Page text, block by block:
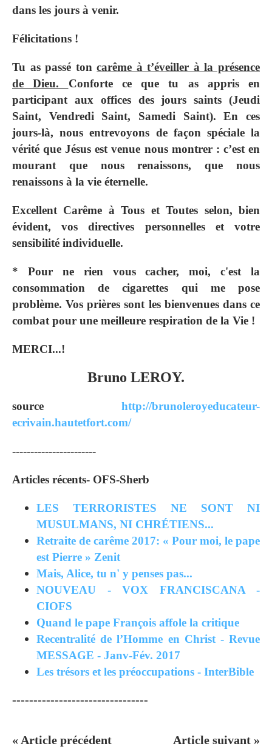
dans les jours à venir.
Félicitations !
Tu as passé toncarême à t’éveiller à la présence
de Dieu. Conforte ce que tu as appris en
participant aux offices des jours saints (Jeudi
Saint, Vendredi Saint, Samedi Saint). En ces
jours-là, nous entrevoyons de façon spéciale la
vérité que Jésus est venue nous montrer : c’est en
mourant que nous renaissons, que nous
renaissons à la vie éternelle.
Excellent Carême à Tous et Toutes selon, bien
évident, vos directives personnelles et votre
sensibilité individuelle.
* Pour ne rien vous cacher, moi, c'est la
consommation de cigarettes qui me pose
problème. Vos prières sont les bienvenues dans ce
combat pour une meilleure respiration de la Vie !
MERCI...!
Bruno LEROY.
source http://brunoleroyeducateur-
ecrivain.hautetfort.com/
-----------------------
Articles récents- OFS-Sherb
LES TERRORISTES NE SONT NI
MUSULMANS, NI CHRÉTIENS...
Retraite de carême 2017: « Pour moi, le pape
est Pierre » Zenit
Mais, Alice, tu n' y penses pas...
NOUVEAU - VOX FRANCISCANA -
CIOFS
Quand le pape François affole la critique
Recentralité de l’Homme en Christ - Revue
MESSAGE - Janv-Fév. 2017
Les trésors et les préoccupations - InterBible
--------------------------------
« Article précédent Article suivant »